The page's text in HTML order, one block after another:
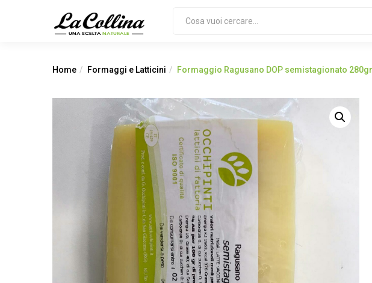
Home Formaggi e Latticini Formaggio Ragusano DOP semistagionato